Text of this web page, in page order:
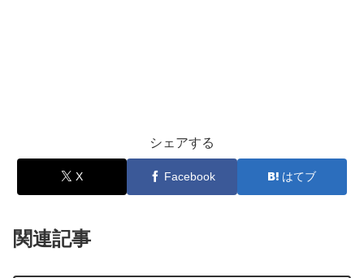
シェアする
X Facebook はてブ
関連記事